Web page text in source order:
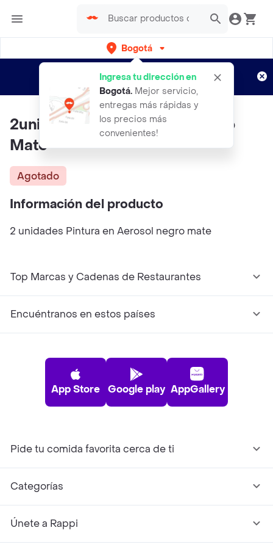
Bogotá
Ingresa tu dirección en
Bogotá. Mejor servicio,
entregas más rápidas y
los precios más
convenientes!
envíos gratis por semanas
Aplican TyC
2unid Pintura En Aerosol Negro
Mate
Agotado
Información del producto
2 unidades Pintura en Aerosol negro mate
Top Marcas y Cadenas de Restaurantes
Encuéntranos en estos países
App Store Google play AppGallery
Pide tu comida favorita cerca de ti
Categorías
Únete a Rappi